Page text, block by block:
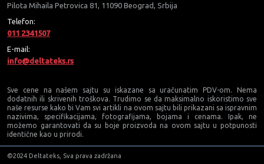
Pilota Mihaila Petrovica 81, 11090 Beograd, Srbija
Telefon:
011 2341507
E-mail:
info@deltateks.rs
Sve cene na našem sajtu su iskazane sa uračunatim PDV-om. Nema
dodatnih ili skrivenih troškova. Trudimo se da maksimalno iskoristimo sve
naše resurse kako bi Vam svi artikli na ovom sajtu bili prikazani sa ispravnim
nazivima, specifikacijama, fotografijama, bojama i cenama. Ipak, ne
možemo garantovati da su boje proizvoda na ovom sajtu u potpunosti
identične kao u prirodi.
©2024 Deltateks, Sva prava zadržana